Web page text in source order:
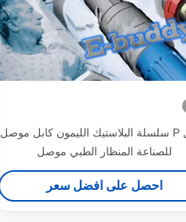
ريديل P سلسلة البلاستيك الليمون كابل موصل
للصناعة المنظار الطبي موصل
احصل على افضل سعر